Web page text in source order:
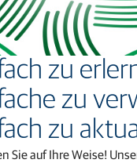
zu
zu
zu
Sie auf Ihre Weise!